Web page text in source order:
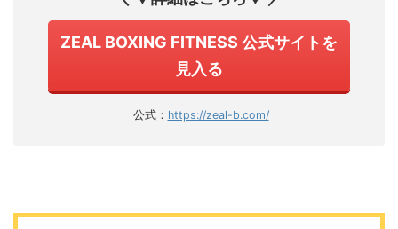
ZEAL BOXING FITNESS 公式サイトを
見入る
公式： https://zeal-b.com/